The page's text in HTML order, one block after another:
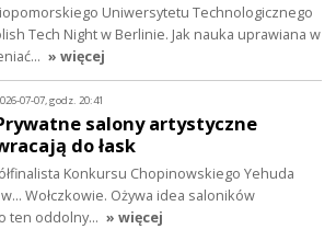
Uniwersytetu Technologicznego
Tech Night w Berlinie. Jak nauka uprawiana w
» więcej
07-07, godz. 20:41
salony artystyczne
do łask
Konkursu Chopinowskiego Yehuda
Wołczkowie. Ożywa idea saloników
ten oddolny… » więcej